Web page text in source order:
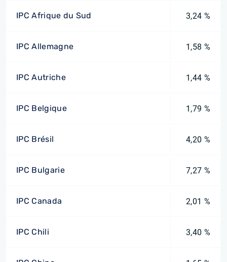
IPC Afrique du Sud 3,24 %
IPC Allemagne 1,58 %
IPC Autriche 1,44 %
IPC Belgique 1,79 %
IPC Brésil 4,20 %
IPC Bulgarie 7,27 %
IPC Canada 2,01 %
IPC Chili 3,40 %